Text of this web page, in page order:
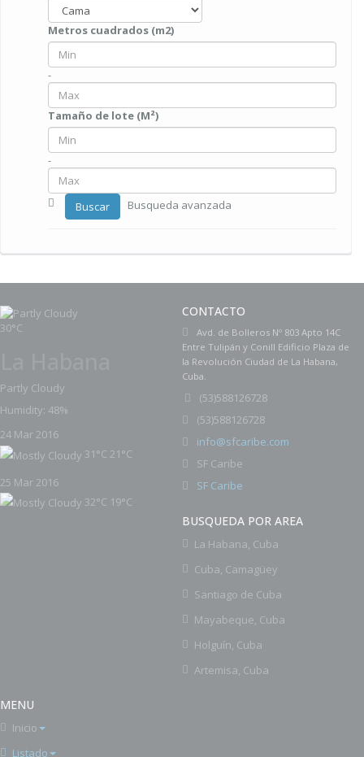
Metros cuadrados (m2)
-
Tamaño de lote (M²)
-
Buscar Busqueda avanzada
30°C
Partly Cloudy
Humidity: 48%
24 Mar 2016
31°C 21°C
25 Mar 2016
32°C 19°C
CONTACTO
Avd. de Bolleros Nº 803 Apto 14C
Entre Tulipán y Conill Edificio Plaza de
la Revolución Ciudad de La Habana,
Cuba.
(53)588126728
(53)588126728
info@sfcaribe.com
SF Caribe
SF Caribe
BUSQUEDA POR AREA
La Habana, Cuba
Cuba, Camagüey
Santiago de Cuba
Mayabeque, Cuba
Holguín, Cuba
Artemisa, Cuba
MENU
Inicio
Listado